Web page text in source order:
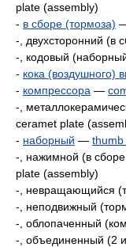
plate (assembly)
- в сборе (тормоза)
-, двухсторонний (в
-, кодовый
- кока (воздушного)
- компрессора —
-,
ceramet plate
- наборный — thumb
-, нажимной (в
plate (assembly)
-, невращающийся
-, неподвижный
-, облопаченный
-, объединенный (2